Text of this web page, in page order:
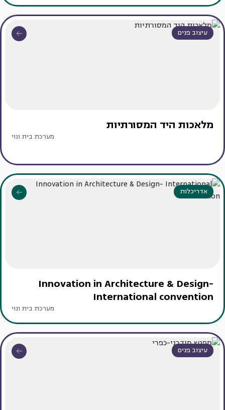
עיצוב פנים
מלאכות היד המסורתיות
מערכת בית ונוי
אדריכלות
Innovation in Architecture & Design-
International convention
מערכת בית ונוי
עיצוב פנים